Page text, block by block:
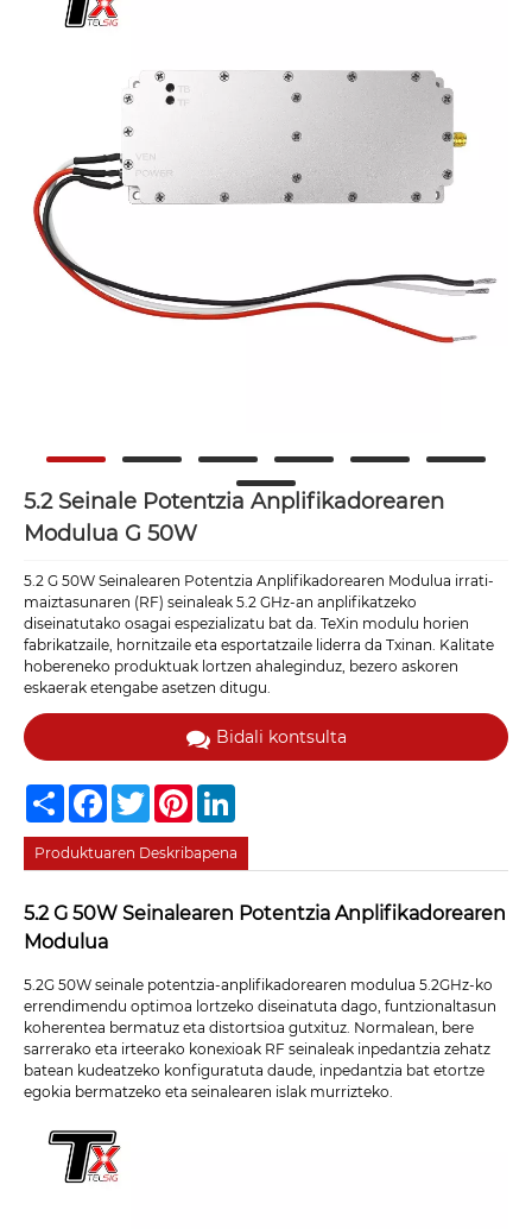
5.2 Seinale Potentzia Anplifikadorearen
Modulua G 50W
5.2 G 50W Seinalearen Potentzia Anplifikadorearen Modulua irrati-
maiztasunaren (RF) seinaleak 5.2 GHz-an anplifikatzeko
diseinatutako osagai espezializatu bat da. TeXin modulu horien
fabrikatzaile, hornitzaile eta esportatzaile liderra da Txinan. Kalitate
hobereneko produktuak lortzen ahaleginduz, bezero askoren
eskaerak etengabe asetzen ditugu.
Bidali kontsulta
Share FacebookTwitterPinterest
Produktuaren Deskribapena
5.2 G 50W Seinalearen Potentzia Anplifikadorearen
Modulua
5.2G 50W seinale potentzia-anplifikadorearen modulua 5.2GHz-ko
errendimendu optimoa lortzeko diseinatuta dago, funtzionaltasun
koherentea bermatuz eta distortsioa gutxituz. Normalean, bere
sarrerako eta irteerako konexioak RF seinaleak inpedantzia zehatz
batean kudeatzeko konfiguratuta daude, inpedantzia bat etortze
egokia bermatzeko eta seinalearen islak murrizteko.